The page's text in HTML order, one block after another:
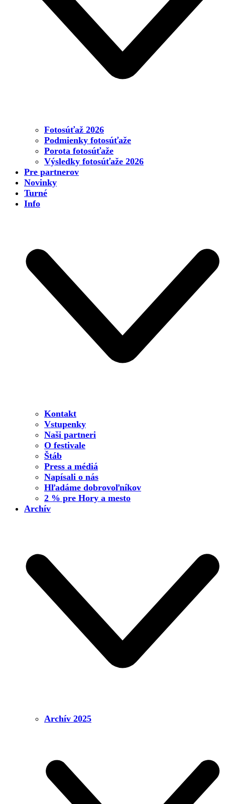
Fotosúťaž 2026
Podmienky fotosúťaže
Porota fotosúťaže
Výsledky fotosúťaže 2026
Pre partnerov
Novinky
Turné
Info
Kontakt
Vstupenky
Naši partneri
O festivale
Štáb
Press a médiá
Napísali o nás
Hľadáme dobrovoľníkov
2 % pre Hory a mesto
Archív
Archív 2025